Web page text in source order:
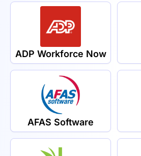
ADP Workforce Now
AFAS Software